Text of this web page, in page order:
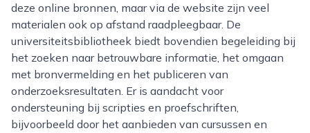
deze online bronnen, maar via de website zijn veel
materialen ook op afstand raadpleegbaar. De
universiteitsbibliotheek biedt bovendien begeleiding bij
het zoeken naar betrouwbare informatie, het omgaan
met bronvermelding en het publiceren van
onderzoeksresultaten. Er is aandacht voor
ondersteuning bij scripties en proefschriften,
bijvoorbeeld door het aanbieden van cursussen en